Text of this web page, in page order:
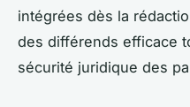
intégrées dès la
des différends efficace
sécurité juridique des